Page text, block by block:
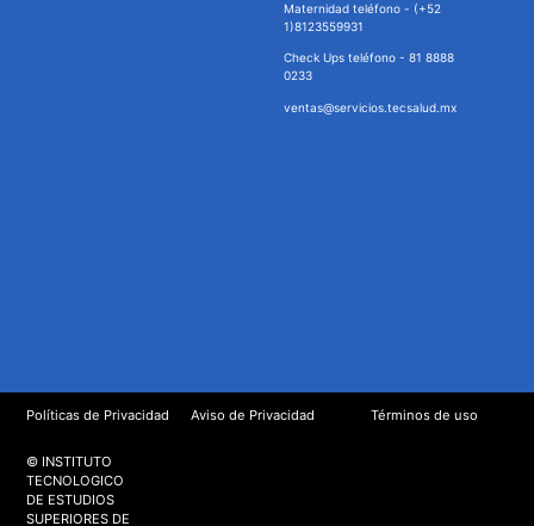
Maternidad teléfono - (+52
1)8123559931
Check Ups teléfono - 81 8888
0233
ventas@servicios.tecsalud.mx
Políticas de Privacidad Aviso de Privacidad Términos de uso
© INSTITUTO
TECNOLOGICO
DE ESTUDIOS
SUPERIORES DE